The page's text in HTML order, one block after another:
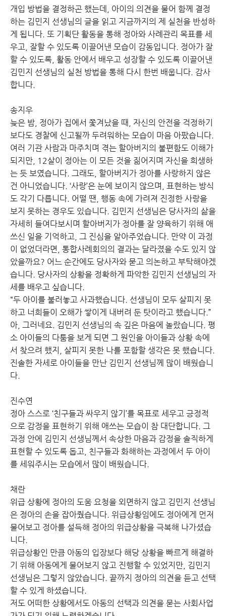
개입 방법을 결정하곤 했는데, 아이의 의견을 물어 함께 결정
하는 김민지 선생님의 글을 읽고 지금까지의 제 실천을 반성하
게 됩니다. 또 기획단 활동을 통해 정아와 사례관리 목표를 세
우고, 잘할 수 있도록 이끌어낸 모습이 감동입니다. 정아가 잘
할 수 있도록, 활동 안에서 배우고 성장할 수 있도록 이끌어낸
김민지 선생님의 실천 방법을 통해 다시 한번 배웁니다. 감사
합니다.
송지우
늦은 밤, 정아가 집에서 쫓겨났을 때, 자신의 안전을 걱정하기
보다도 경찰에 신고될까 두려워하는 모습이 마음 아팠습니다.
여러 기관 사람과 마주치며 겪는 할아버지의 불편함도 이해가
되지만, 12살이 정아는 이 모든 것을 짊어지며 자신을 희생하
는 듯 보였습니다. 그래도, 할아버지가 정아를 사랑하지 않은
건 아니었습니다. ‘사랑’은 눈에 보이지 않으며, 표현하는 방식
도 각기 다릅니다. 어떨 땐, 행동 속에 가려져 진정한 사랑을
보지 못하는 경우도 있습니다. 김민지 선생님은 당사자의 삶을
자세히 들여다보시며 할아버지가 정아를 잘 양육하기 위해 애
쓰신 일을 기억하고, 그 진심을 알아주었습니다. 만약 이 과정
이 없었더라면, 통합사례회의의 결과는 달라졌을 수도 있지 않
았을까요? 어느 순간에도 당사자와 묻고 의논하고 부탁해야겠
습니다. 당사자의 상황을 정확하게 파악한 김민지 선생님의 자
세를 배우고 싶습니다.
“두 아이를 불러놓고 사과했습니다. 선생님이 모두 살피지 못
하고 너희들이 오해가 쌓이게 내버려 둔 탓이라고 했습니다.”
아, 그러네요. 김민지 선생님의 속 깊은 마음에 놀랐습니다. 평
소 아이들의 다툼을 보게 되면 그 원인을 아이들과 상황 속에
서 찾으려 했지, 살피지 못한 나를 포함할 생각은 못 했습니다.
진솔한 자세로 아이들을 만난 김민지 선생님께 많이 배웠습니
다.
진수연
정아 스스로 ‘친구들과 싸우지 않기’를 목표로 세우고 긍정적
으로 감정을 표현하기 위해 애쓰는 모습이 참 대단합니다. 그
과정 안에 김민지 선생님께서 속상한 마음과 감정을 솔직하게
표현할 수 있도록 돕고, 친구들과 화해하는 과정에서 두 아이
를 세워주시는 모습에서 많이 배웠습니다.
채란
위급 상황에 정아의 도움 요청을 외면하지 않고 김민지 선생님
은 정아의 손을 잡아줬습니다. 위급상황임에도 정아에게 먼저
물어보고 정아를 설득해 정아의 위급상황을 극복해 나가셨습
니다.
위급상황인 만큼 아동의 입장보다 해당 상황을 빠르게 해결하
기 위해 아동에게 물어보지 않고 진행할 수 있었지만, 김민지
선생님은 그렇지 않았습니다. 끝까지 정아의 의견을 듣고 선택
할 수 있게 하셨습니다.
저도 어떠한 상황에서도 아동의 선택과 의견을 묻는 사회사업